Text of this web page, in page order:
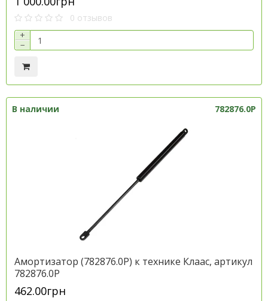
0 отзывов
+
−
В наличии 782876.0P
Амортизатор (782876.0P) к технике Клаас, артикул
782876.0P
462.00грн